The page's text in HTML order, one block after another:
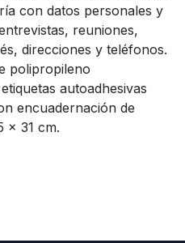
con datos personales y
reuniones,
direcciones y teléfonos.
polipropileno
autoadhesivas
encuadernación de
x 31 cm.